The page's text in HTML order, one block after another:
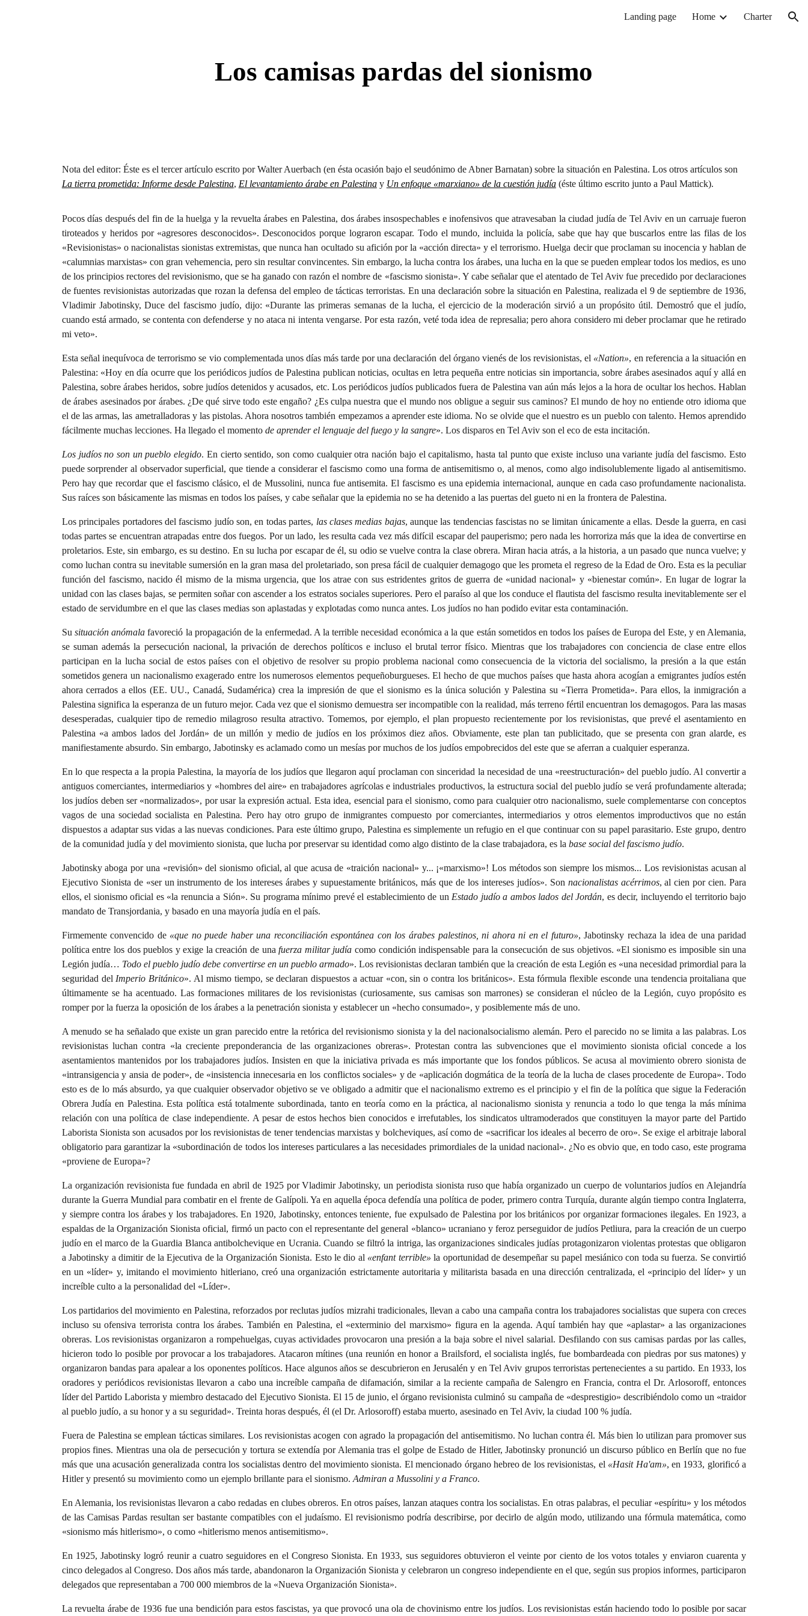
Landing page Home Charter
Los camisas pardas del sionismo
Nota del editor: Éste es el tercerartículo escrito por Walter Auerbach (en ésta ocasión bajo el seudónimo de Abner Barnatan) sobre la situación en Palestina. Los otros artículos son
La tierra prometida: Informe desde Palestina, El levantamiento árabe en Palestinay Un enfoque «marxiano» de la cuestión judía(éste último escrito junto a Paul Mattick).
Pocos días después del fin de la huelga y la revuelta árabes en Palestina, dos árabes insospechables e inofensivos que atravesaban la ciudad judía de Tel Aviv en un carruaje fueron
tiroteados y heridos por «agresores desconocidos». Desconocidos porque lograron escapar. Todo el mundo, incluida la policía, sabe que hay que buscarlos entre las filas de los
«Revisionistas» o nacionalistas sionistas extremistas, que nunca han ocultado su afición por la «acción directa» y el terrorismo. Huelga decir que proclaman su inocencia y hablan de
«calumnias marxistas» con gran vehemencia, pero sin resultar convincentes. Sin embargo, la lucha contra los árabes, una lucha en la que se pueden emplear todos los medios, es uno
de los principios rectores del revisionismo, que se ha ganado con razón el nombre de «fascismo sionista». Y cabe señalar que el atentado de Tel Aviv fue precedido por declaraciones
de fuentes revisionistas autorizadas que rozan la defensa del empleo de tácticas terroristas. En una declaración sobre la situación en Palestina, realizada el 9 de septiembre de 1936,
Vladimir Jabotinsky, Duce del fascismo judío, dijo: «Durante las primeras semanas de la lucha, el ejercicio de la moderación sirvió a un propósito útil. Demostró que el judío,
cuando está armado, se contenta con defenderse y no ataca ni intenta vengarse. Por esta razón, veté toda idea de represalia; pero ahora considero mi deber proclamar que he retirado
mi veto».
Esta señal inequívoca de terrorismo se vio complementada unos días más tarde por una declaración del órgano vienés de los revisionistas, el «Nation», en referencia a la situación en
Palestina: «Hoy en día ocurre que los periódicos judíos de Palestina publican noticias, ocultas en letra pequeña entre noticias sin importancia, sobre árabes asesinados aquí y allá en
Palestina, sobre árabes heridos, sobre judíos detenidos y acusados, etc. Los periódicos judíos publicados fuera de Palestina van aún más lejos a la hora de ocultar los hechos. Hablan
de árabes asesinados por árabes. ¿De qué sirve todo este engaño? ¿Es culpa nuestra que el mundo nos obligue a seguir sus caminos? El mundo de hoy no entiende otro idioma que
el de las armas, las ametralladoras y las pistolas. Ahora nosotros también empezamos a aprender este idioma. No se olvide que el nuestro es un pueblo con talento. Hemos aprendido
fácilmente muchas lecciones. Ha llegado el momento de aprender el lenguaje del fuego y la sangre». Los disparos en Tel Aviv son el eco de esta incitación.
Los judíos no son un pueblo elegido. En cierto sentido, son como cualquier otra nación bajo el capitalismo, hasta tal punto que existe incluso una variante judía del fascismo. Esto
puede sorprender al observador superficial, que tiende a considerar el fascismo como una forma de antisemitismo o, al menos, como algo indisolublemente ligado al antisemitismo.
Pero hay que recordar que el fascismo clásico, el de Mussolini, nunca fue antisemita. El fascismo es una epidemia internacional, aunque en cada caso profundamente nacionalista.
Sus raíces son básicamente las mismas en todos los países, y cabe señalar que la epidemia no se ha detenido a las puertas del gueto ni en la frontera de Palestina.
Los principales portadores del fascismo judío son, en todas partes, las clases medias bajas, aunque las tendencias fascistas no se limitan únicamente a ellas. Desde la guerra, en casi
todas partes se encuentran atrapadas entre dos fuegos. Por un lado, les resulta cada vez más difícil escapar del pauperismo; pero nada les horroriza más que la idea de convertirse en
proletarios. Este, sin embargo, es su destino. En su lucha por escapar de él, su odio se vuelve contra la clase obrera. Miran hacia atrás, a la historia, a un pasado que nunca vuelve; y
como luchan contra su inevitable sumersión en la gran masa del proletariado, son presa fácil de cualquier demagogo que les prometa el regreso de la Edad de Oro. Esta es la peculiar
función del fascismo, nacido él mismo de la misma urgencia, que los atrae con sus estridentes gritos de guerra de «unidad nacional» y «bienestar común». En lugar de lograr la
unidad con las clases bajas, se permiten soñar con ascender a los estratos sociales superiores. Pero el paraíso al que los conduce el flautista del fascismo resulta inevitablemente ser el
estado de servidumbre en el que las clases medias son aplastadas y explotadas como nunca antes. Los judíos no han podido evitar esta contaminación.
Susituación anómala favoreció la propagación de la enfermedad. A la terrible necesidad económica a la que están sometidos en todos los países de Europa del Este, y en Alemania,
se suman además la persecución nacional, la privación de derechos políticos e incluso el brutal terror físico. Mientras que los trabajadores con conciencia de clase entre ellos
participan en la lucha social de estos países con el objetivo de resolver su propio problema nacional como consecuencia de la victoria del socialismo, la presión a la que están
sometidos genera un nacionalismo exagerado entre los numerosos elementos pequeñoburgueses. El hecho de que muchos países que hasta ahora acogían a emigrantes judíos estén
ahora cerrados a ellos (EE. UU., Canadá, Sudamérica) crea la impresión de que el sionismo es la única solución y Palestina su «Tierra Prometida». Para ellos, la inmigración a
Palestina significa la esperanza de un futuro mejor. Cada vez que el sionismo demuestra ser incompatible con la realidad, más terreno fértil encuentran los demagogos. Para las masas
desesperadas, cualquier tipo de remedio milagroso resulta atractivo. Tomemos, por ejemplo, el plan propuesto recientemente por los revisionistas, que prevé el asentamiento en
Palestina «a ambos lados del Jordán» de un millón y medio de judíos en los próximos diez años. Obviamente, este plan tan publicitado, que se presenta con gran alarde, es
manifiestamente absurdo. Sin embargo, Jabotinsky es aclamado como un mesías por muchos de los judíos empobrecidos del este que se aferran a cualquier esperanza.
En lo que respecta a la propia Palestina, la mayoría de los judíos que llegaron aquí proclaman con sinceridad la necesidad de una «reestructuración» del pueblo judío. Al convertir a
antiguos comerciantes, intermediarios y «hombres del aire» en trabajadores agrícolas e industriales productivos, la estructura social del pueblo judío se verá profundamente alterada;
los judíos deben ser «normalizados», por usar la expresión actual. Esta idea, esencial para el sionismo, como para cualquier otro nacionalismo, suele complementarse con conceptos
vagos de una sociedad socialista en Palestina. Pero hay otro grupo de inmigrantes compuesto por comerciantes, intermediarios y otros elementos improductivos que no están
dispuestos a adaptar sus vidas a las nuevas condiciones. Para este último grupo, Palestina es simplemente un refugio en el que continuar con su papel parasitario. Este grupo, dentro
de la comunidad judía y del movimiento sionista, que lucha por preservar su identidad como algo distinto de la clase trabajadora, es la base social del fascismo judío.
Jabotinsky aboga por una «revisión» del sionismo oficial, al que acusa de «traición nacional» y... ¡«marxismo»! Los métodos son siempre los mismos... Los revisionistas acusan al
Ejecutivo Sionista de «ser un instrumento de los intereses árabes y supuestamente británicos, más que de los intereses judíos». Son nacionalistas acérrimos, al cien por cien. Para
ellos, el sionismo oficial es «la renuncia a Sión». Su programa mínimo prevé el establecimiento de un Estado judío a ambos lados del Jordán, es decir, incluyendo el territorio bajo
mandato de Transjordania, y basado en una mayoría judía en el país.
Firmemente convencido de «que no puede haber una reconciliación espontánea con los árabes palestinos, ni ahora ni en el futuro», Jabotinsky rechaza la idea de una paridad
política entre los dos pueblos y exige la creación de unafuerza militar judía como condición indispensable para la consecución de sus objetivos. «El sionismo es imposible sin una
Legión judía… Todo el pueblo judío debe convertirse en un pueblo armado». Los revisionistas declaran también que la creación de esta Legión es «una necesidad primordial para la
seguridad del Imperio Británico». Al mismo tiempo, se declaran dispuestos a actuar «con, sin o contra los británicos». Esta fórmula flexible esconde una tendencia proitaliana que
últimamente se ha acentuado. Las formaciones militares de los revisionistas (curiosamente, sus camisas son marrones) se consideran el núcleo de la Legión, cuyo propósito es
romper por la fuerza la oposición de los árabes a la penetración sionista y establecer un «hecho consumado», y posiblemente más de uno.
A menudo se ha señalado que existe un gran parecido entre la retórica del revisionismo sionista y la del nacionalsocialismo alemán. Pero el parecido no se limita a las palabras. Los
revisionistas luchan contra «la creciente preponderancia de las organizaciones obreras». Protestan contra las subvenciones que el movimiento sionista oficial concede a los
asentamientos mantenidos por los trabajadores judíos. Insisten en que la iniciativa privada es más importante que los fondos públicos. Se acusa al movimiento obrero sionista de
«intransigencia y ansia de poder», de «insistencia innecesaria en los conflictos sociales» y de «aplicación dogmática de la teoría de la lucha de clases procedente de Europa». Todo
esto es de lo más absurdo, ya que cualquier observador objetivo se ve obligado a admitir que el nacionalismo extremo es el principio y el fin de la política que sigue la Federación
Obrera Judía en Palestina. Esta política está totalmente subordinada, tanto en teoría como en la práctica, al nacionalismo sionista y renuncia a todo lo que tenga la más mínima
relación con una política de clase independiente. A pesar de estos hechos bien conocidos e irrefutables, los sindicatos ultramoderados que constituyen la mayor parte del Partido
Laborista Sionista son acusados por los revisionistas de tener tendencias marxistas y bolcheviques, así como de «sacrificar los ideales al becerro de oro». Se exige el arbitraje laboral
obligatorio para garantizar la «subordinación de todos los intereses particulares a las necesidades primordiales de la unidad nacional». ¿No es obvio que, en todo caso, este programa
«proviene de Europa»?
La organización revisionista fue fundada en abril de 1925 por Vladimir Jabotinsky, un periodista sionista ruso que había organizado un cuerpo de voluntarios judíos en Alejandría
durante la Guerra Mundial para combatir en el frente de Galípoli. Ya en aquella época defendía una política de poder, primero contra Turquía, durante algún tiempo contra Inglaterra,
y siempre contra los árabes y los trabajadores. En 1920, Jabotinsky, entonces teniente, fue expulsado de Palestina por los británicos por organizar formaciones ilegales. En 1923, a
espaldas de la Organización Sionista oficial, firmó un pacto con el representante del general «blanco» ucraniano y feroz perseguidor de judíos Petliura, para la creación de un cuerpo
judío en el marco de la Guardia Blanca antibolchevique en Ucrania. Cuando se filtró la intriga, las organizaciones sindicales judías protagonizaron violentas protestas que obligaron
a Jabotinsky a dimitir de la Ejecutiva de la Organización Sionista. Esto le dio al «enfant terrible» la oportunidad de desempeñar su papel mesiánico con toda su fuerza. Se convirtió
en un «líder» y, imitando el movimiento hitleriano, creó una organización estrictamente autoritaria y militarista basada en una dirección centralizada, el «principio del líder» y un
increíble culto a la personalidad del «Líder».
Los partidarios del movimiento en Palestina, reforzados por reclutas judíos mizrahi tradicionales, llevan a cabo una campaña contra los trabajadores socialistas que supera con creces
incluso su ofensiva terrorista contra los árabes. También en Palestina, el «exterminio del marxismo» figura en la agenda. Aquí también hay que «aplastar» a las organizaciones
obreras. Los revisionistas organizaron a rompehuelgas, cuyas actividades provocaron una presión a la baja sobre el nivel salarial. Desfilando con sus camisas pardas por las calles,
hicieron todo lo posible por provocar a los trabajadores. Atacaron mítines (una reunión en honor a Brailsford, el socialista inglés, fue bombardeada con piedras por sus matones) y
organizaron bandas para apalear a los oponentes políticos. Hace algunos años se descubrieron en Jerusalén y en Tel Aviv grupos terroristas pertenecientes a su partido. En 1933, los
oradores y periódicos revisionistas llevaron a cabo una increíble campaña de difamación, similar a la reciente campaña de Salengro en Francia, contra el Dr. Arlosoroff, entonces
líder del Partido Laborista y miembro destacado del Ejecutivo Sionista. El 15 de junio, el órgano revisionista culminó su campaña de «desprestigio» describiéndolo como un «traidor
al pueblo judío, a su honor y a su seguridad». Treinta horas después, él (el Dr. Arlosoroff) estaba muerto, asesinado en Tel Aviv, la ciudad 100 % judía.
Fuera de Palestina se emplean tácticas similares. Los revisionistas acogen con agrado la propagación del antisemitismo. No luchan contra él. Más bien lo utilizan para promover sus
propios fines. Mientras una ola de persecución y tortura se extendía por Alemania tras el golpe de Estado de Hitler, Jabotinsky pronunció un discurso público en Berlín que no fue
más que una acusación generalizada contra los socialistas dentro del movimiento sionista. El mencionado órgano hebreo de los revisionistas, el «Hasit Ha'am», en 1933, glorificó a
Hitler y presentó su movimiento como un ejemplo brillante para el sionismo. Admiran a Mussolini y a Franco.
En Alemania, los revisionistas llevaron a cabo redadas en clubes obreros. En otros países, lanzan ataques contra los socialistas. En otras palabras, el peculiar «espíritu» y los métodos
de las Camisas Pardas resultan ser bastante compatibles con el judaísmo. El revisionismo podría describirse, por decirlo de algún modo, utilizando una fórmula matemática, como
«sionismo más hitlerismo», o como «hitlerismo menos antisemitismo».
En 1925, Jabotinsky logró reunir a cuatro seguidores en el Congreso Sionista. En 1933, sus seguidores obtuvieron el veinte por ciento de los votos totales y enviaron cuarenta y
cinco delegados al Congreso. Dos años más tarde, abandonaron la Organización Sionista y celebraron un congreso independiente en el que, según sus propios informes, participaron
delegados que representaban a 700 000 miembros de la «Nueva Organización Sionista».
La revuelta árabe de 1936 fue una bendición para estos fascistas, ya que provocó una ola de chovinismo entre los judíos. Los revisionistas están haciendo todo lo posible por sacar